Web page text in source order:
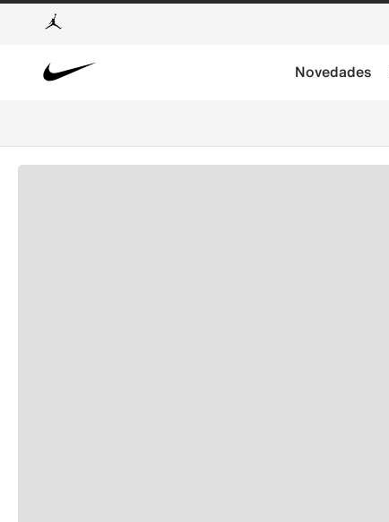
Novedades